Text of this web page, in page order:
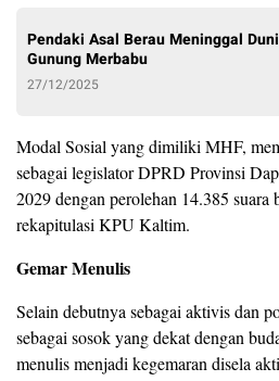
Pendaki Asal Berau Meninggal
Gunung Merbabu
27/12/2025
Modal Sosial yang dimiliki MHF,
sebagai legislator DPRD Provinsi
2029 dengan perolehan 14.385 suara
rekapitulasi KPU Kaltim.
Gemar Menulis
Selain debutnya sebagai aktivis dan
sebagai sosok yang dekat dengan
menulis menjadi kegemaran disela